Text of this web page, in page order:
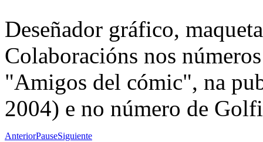
Deseñador gráfico,
Colaboracións nos
"Amigos del cómic", na
2004) e no número de
AnteriorPauseSiguiente